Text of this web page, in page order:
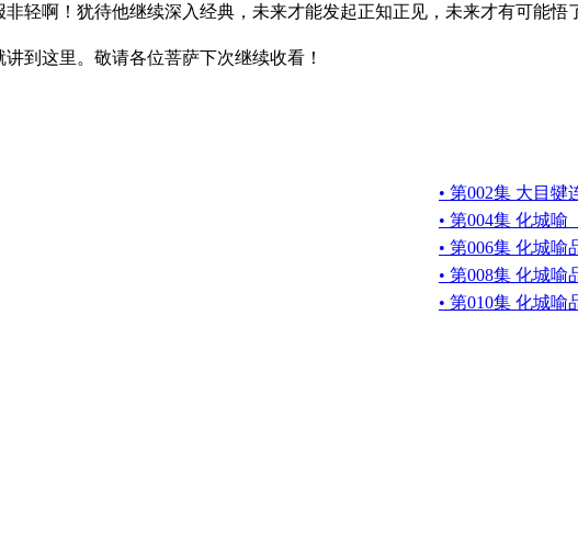
轻啊！犹待他继续深入经典，未来才能发起正知正见，未来才有可能
这里。敬请各位菩萨下次继续收看！
• 第002集 大目犍
• 第004集 化城喻
• 第006集 化城
• 第008集 化城
• 第010集 化城